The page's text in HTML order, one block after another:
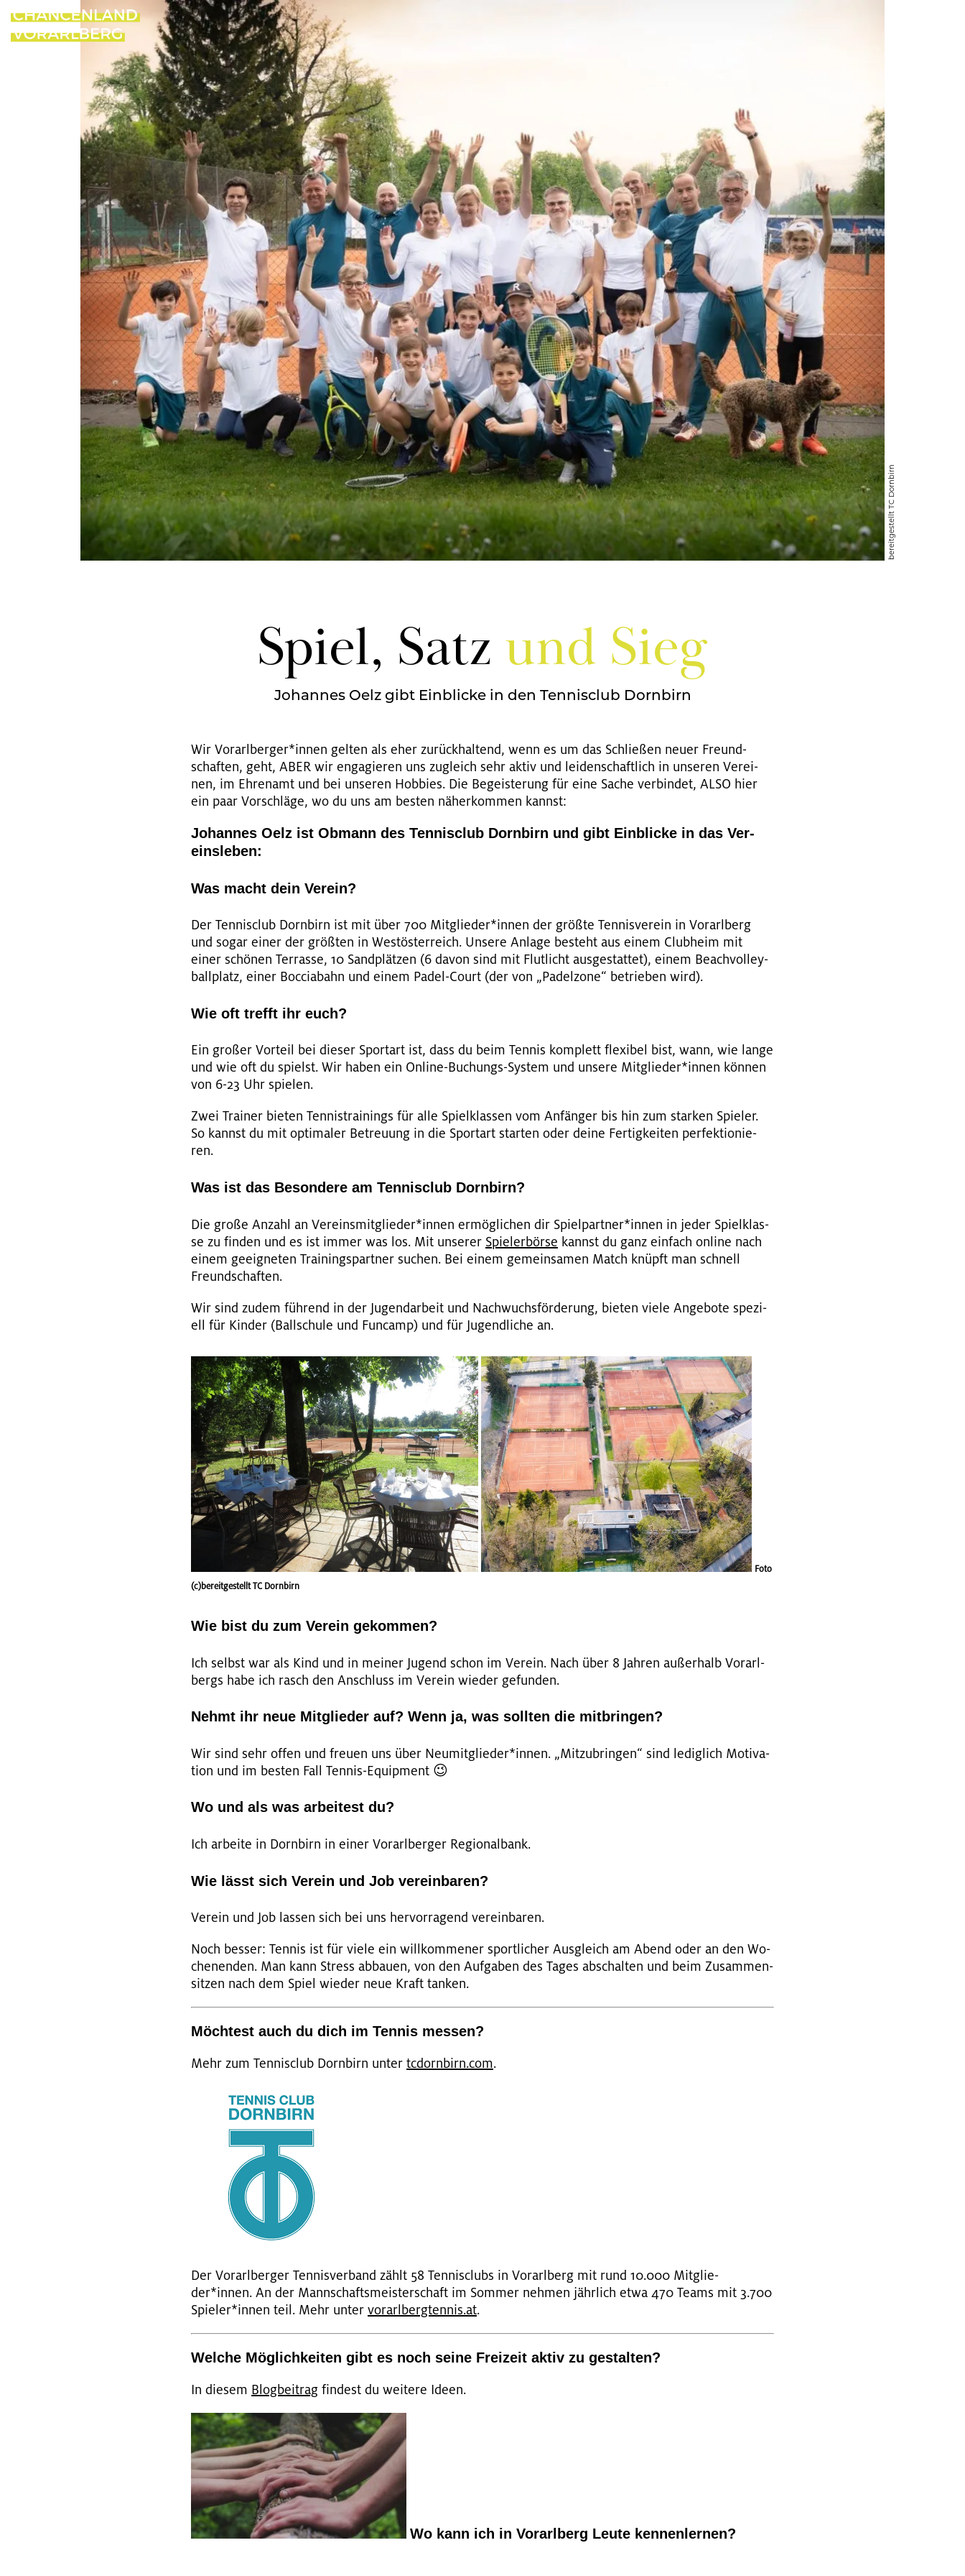
bereitgestellt TC Dornbirn
Spiel, Satz und Sieg
Johannes Oelz gibt Einblicke in den Tennisclub Dornbirn
Wir Vor­arl­ber­ger*innen gel­ten als eher zu­rück­hal­tend, wenn es um das Schlie­ßen neuer Freund­
schaf­ten, geht, ABER wir en­ga­gie­ren uns zu­gleich sehr aktiv und lei­den­schaft­lich in un­se­ren Ver­ei­
nen, im Eh­ren­amt und bei un­se­ren Hob­bies. Die Be­geis­te­rung für eine Sache ver­bin­det, ALSO hier
ein paar Vor­schlä­ge, wo du uns am bes­ten nä­her­kom­men kannst:
Jo­han­nes Oelz ist Ob­mann des Ten­nis­club Dorn­birn und gibt Ein­bli­cke in das Ver­
eins­le­ben:
Was macht dein Verein?
Der Ten­nis­club Dorn­birn ist mit über 700 Mit­glie­der*innen der grö­ß­te Ten­nis­ver­ein in Vor­arl­berg
und sogar einer der grö­ß­ten in West­ös­ter­reich. Un­se­re An­la­ge be­steht aus einem Club­heim mit
einer schö­nen Ter­ras­se, 10 Sand­plät­zen (6 davon sind mit Flut­licht aus­ge­stat­tet), einem Beach­vol­ley­
ball­platz, einer Boc­cia­bahn und einem Padel-Court (der von „Pa­del­zo­ne“ be­trie­ben wird).
Wie oft trefft ihr euch?
Ein gro­ßer Vor­teil bei die­ser Sport­art ist, dass du beim Ten­nis kom­plett fle­xi­bel bist, wann, wie lange
und wie oft du spielst. Wir haben ein On­line-Bu­chungs-Sys­tem und un­se­re Mit­glie­der*innen kön­nen
von 6-23 Uhr spie­len.
Zwei Trai­ner bie­ten Ten­nis­trai­nings für alle Spiel­klas­sen vom An­fän­ger bis hin zum star­ken Spie­ler.
So kannst du mit op­ti­ma­ler Be­treu­ung in die Sport­art star­ten oder deine Fer­tig­kei­ten per­fek­tio­nie­
ren.
Was ist das Besondere am Tennisclub Dornbirn?
Die große An­zahl an Ver­eins­mit­glie­der*innen er­mög­li­chen dir Spiel­part­ner*innen in jeder Spiel­klas­
se zu fin­den und es ist immer was los. Mit un­se­rer Spie­ler­bör­se kannst du ganz ein­fach on­line nach
einem ge­eig­ne­ten Trai­nings­part­ner su­chen. Bei einem ge­mein­sa­men Match knüpft man schnell
Freund­schaf­ten.
Wir sind zudem füh­rend in der Ju­gend­ar­beit und Nach­wuchs­för­de­rung, bie­ten viele An­ge­bo­te spe­zi­
ell für Kin­der (Ball­schu­le und Fun­camp) und für Ju­gend­li­che an.
Foto
(c)bereitgestellt TC Dornbirn
Wie bist du zum Verein gekommen?
Ich selbst war als Kind und in mei­ner Ju­gend schon im Ver­ein. Nach über 8 Jah­ren au­ßer­halb Vor­arl­
bergs habe ich rasch den An­schluss im Ver­ein wie­der ge­fun­den.
Nehmt ihr neue Mitglieder auf? Wenn ja, was sollten die mitbringen?
Wir sind sehr offen und freu­en uns über Neu­mit­glie­der*innen. „Mit­zu­brin­gen“ sind le­dig­lich Mo­ti­va­
ti­on und im bes­ten Fall Ten­nis-Equip­ment 😉
Wo und als was arbeitest du?
Ich ar­bei­te in Dorn­birn in einer Vor­arl­ber­ger Re­gio­nal­bank.
Wie lässt sich Verein und Job vereinbaren?
Ver­ein und Job las­sen sich bei uns her­vor­ra­gend ver­ein­ba­ren.
Noch bes­ser: Ten­nis ist für viele ein will­kom­me­ner sport­li­cher Aus­gleich am Abend oder an den Wo­
chen­en­den. Man kann Stress ab­bau­en, von den Auf­ga­ben des Tages ab­schal­ten und beim Zu­sam­men­
sit­zen nach dem Spiel wie­der neue Kraft tan­ken.
Möch­test auch du dich im Ten­nis mes­sen?
Mehr zum Ten­nis­club Dorn­birn unter tc­dorn­birn.com.
Der Vor­arl­ber­ger Ten­nis­ver­band zählt 58 Ten­nis­clubs in Vor­arl­berg mit rund 10.000 Mit­glie­
der*innen. An der Mann­schafts­meis­ter­schaft im Som­mer neh­men jähr­lich etwa 470 Teams mit 3.700
Spie­ler*innen teil. Mehr unter vor­arl­berg­ten­nis.at.
Wel­che Mög­lich­kei­ten gibt es noch seine Frei­zeit aktiv zu ge­stal­ten?
In die­sem Blog­bei­trag fin­dest du wei­te­re Ideen.
Wo kann ich in Vor­arl­berg Leute ken­nen­ler­nen?